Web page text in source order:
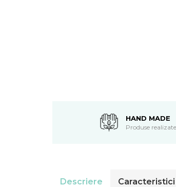
HAND MADE
Produse
Descriere Caracteristici